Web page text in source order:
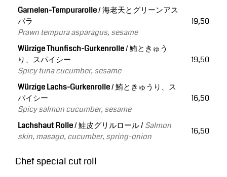
Garnelen-Tempurarolle/ 海老天とグリーンアス
パラ
Prawn tempura asparagus, sesame
19,50
Würzige Thunfisch-Gurkenrolle/ 鮪ときゅう
り、スパイシー
Spicy tuna cucumber, sesame
19,50
Würzige Lachs-Gurkenrolle/ 鮪ときゅうり、ス
パイシー
Spicy salmon cucumber, sesame
16,50
Lachshaut Rolle/ 鮭皮グリルロール /Salmon
skin, masago, cucumber, spring-onion
16,50
Chef special cut roll